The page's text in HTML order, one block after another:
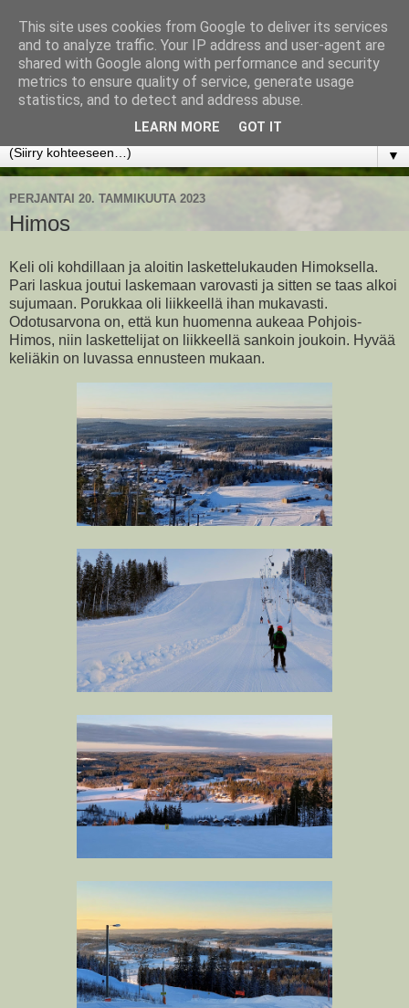
www.jyrkikokko.fi
Uusi Suunta - Jokainen hetki tarjoaa tilaisuuden muuttaa
▼
PERJANTAI 20. TAMMIKUUTA 2023
Himos
Keli oli kohdillaan ja aloitin laskettelukauden Himoksella.
Pari laskua joutui laskemaan varovasti ja sitten se taas alkoi
sujumaan. Porukkaa oli liikkeellä ihan mukavasti.
Odotusarvona on, että kun huomenna aukeaa Pohjois-
Himos, niin laskettelijat on liikkeellä sankoin joukoin. Hyvää
keliäkin on luvassa ennusteen mukaan.
This site uses cookies from Google to deliver its services
and to analyze traffic. Your IP address and user-agent are
shared with Google along with performance and security
metrics to ensure quality of service, generate usage
statistics, and to detect and address abuse.
LEARN MORE GOT IT